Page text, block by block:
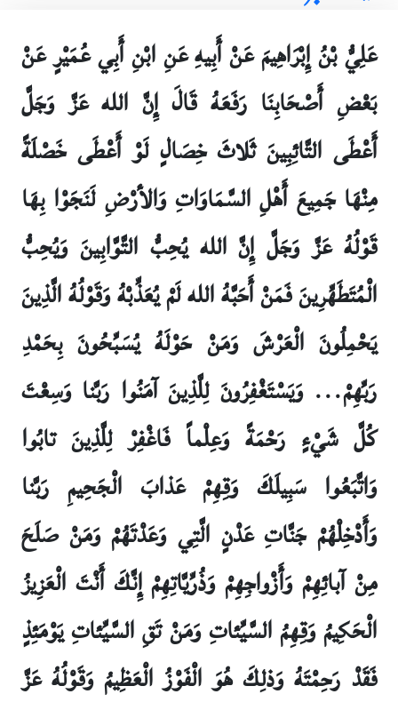
عَلِيُّ بْنُ إِبْرَاهِيمَ عَنْ أَبِيهِ عَنِ ابْنِ أَبِي عُمَيْرٍ عَنْ
بَعْضِ أَصْحَابِنَا رَفَعَهُ قَالَ إِنَّ الله عَزَّ وَجَلَّ
أَعْطَى التَّائِبِينَ ثَلاثَ خِصَالٍ لَوْ أَعْطَى خَصْلَةً
مِنْهَا جَمِيعَ أَهْلِ السَّمَاوَاتِ وَالأرْضِ لَنَجَوْا بِهَا
قَوْلُهُ عَزَّ وَجَلَّ إِنَّ الله يُحِبُّ التَّوَّابِينَ وَيُحِبُّ
الْمُتَطَهِّرِينَ فَمَنْ أَحَبَّهُ الله لَمْ يُعَذِّبْهُ وَقَوْلُهُ الَّذِينَ
يَحْمِلُونَ الْعَرْشَ وَمَنْ حَوْلَهُ يُسَبِّحُونَ بِحَمْدِ
رَبِّهِمْ... وَيَسْتَغْفِرُونَ لِلَّذِينَ آمَنُوا رَبَّنا وَسِعْتَ
كُلَّ شَيْ‏ءٍ رَحْمَةً وَعِلْماً فَاغْفِرْ لِلَّذِينَ تابُوا
وَاتَّبَعُوا سَبِيلَكَ وَقِهِمْ عَذابَ الْجَحِيمِ رَبَّنا
وَأَدْخِلْهُمْ جَنَّاتِ عَدْنٍ الَّتِي وَعَدْتَهُمْ وَمَنْ صَلَحَ
مِنْ آبائِهِمْ وَأَزْواجِهِمْ وَذُرِّيَّاتِهِمْ إِنَّكَ أَنْتَ الْعَزِيزُ
الْحَكِيمُ وَقِهِمُ السَّيِّئاتِ وَمَنْ تَقِ السَّيِّئاتِ يَوْمَئِذٍ
فَقَدْ رَحِمْتَهُ وَذلِكَ هُوَ الْفَوْزُ الْعَظِيمُ وَقَوْلُهُ عَزَّ